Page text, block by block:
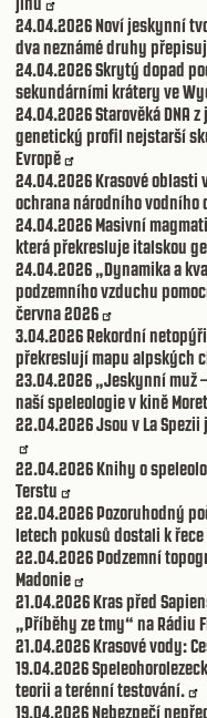
24.04.2026Noví jeskynní
dva neznámé druhy
24.04.2026Skrytý dopad
sekundárními krátery ve
24.04.2026Starověká DNA
genetický profil nejstarší
Evropě
24.04.2026Krasové oblasti
ochrana národního vodního
24.04.2026Masivní
která překresluje italskou
24.04.2026„Dynamika a
podzemního vzduchu
června 2026
3.04.2026Rekordní
překreslují mapu alpských
23.04.2026„Jeskynní muž
naší speleologie v kině
22.04.2026Jsou v La
22.04.2026Knihy o
Terstu
22.04.2026Pozoruhodný
letech pokusů dostali k
22.04.2026Podzemní
Madonie
21.04.2026Kras před
„Příběhy ze tmy“ na Rádiu
21.04.2026Krasové vody:
19.04.2026
teorii a terénní testování.
19.04.2026Nebezpečí